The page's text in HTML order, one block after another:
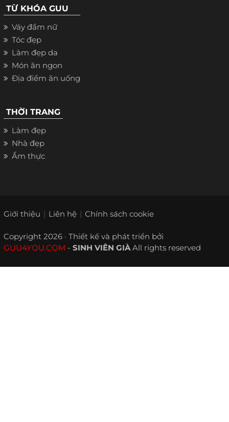
TỪ KHÓA GUU
Váy đầm nữ
Tóc đẹp
Làm đẹp da
Món ăn ngon
Địa điểm ăn uống
THỜI TRANG
Làm đẹp
Nhà đẹp
Ẩm thực
Giới thiệu Liên hệ Chính sách cookie
Copyright 2026 · Thiết kế và phát triển bởi
GUU4YOU.COM - SINH VIÊN GIÀAll rights reserved